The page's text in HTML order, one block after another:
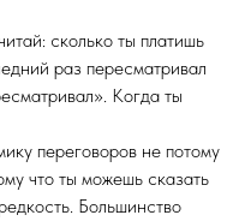
сколько ты платишь
раз пересматривал
Когда ты
переговоров не потому
что ты можешь сказать
Большинство